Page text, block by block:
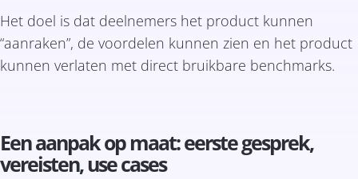
Het doel is dat deelnemers het product kunnen
“aanraken”, de voordelen kunnen zien en het product
kunnen verlaten met direct bruikbare benchmarks.
Een aanpak op maat: eerste gesprek,
vereisten, use cases